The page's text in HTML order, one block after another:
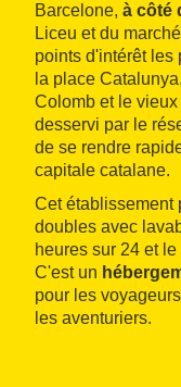
Barcelone, à côté
Liceu et du
points d'intérêt les
la place
Colomb et le vieux
desservi par le
de se rendre
capitale catalane.
Cet établissement
doubles avec
heures sur 24 et
C'est un
pour les
les aventuriers.